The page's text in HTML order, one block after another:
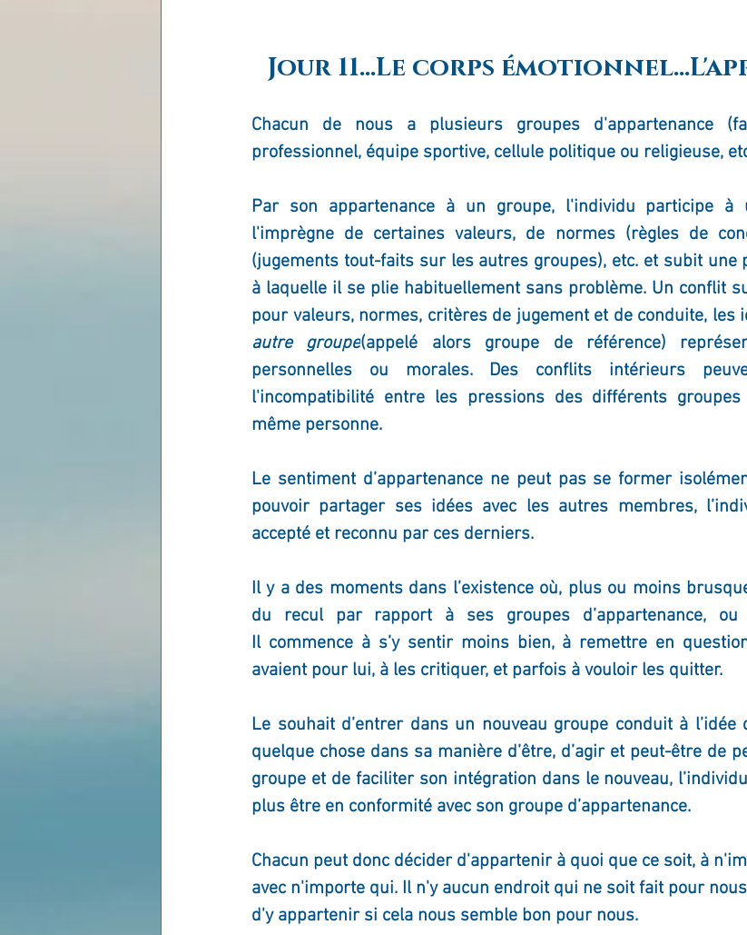
Jour 11...Le corps
Chacun de nous a plusieurs groupes d'appartenance (
professionnel, équipe sportive, cellule politique ou religieuse,
Par son appartenance à un groupe, l'individu participe à
l'imprègne de certaines valeurs, de normes (règles de
(jugements tout-faits sur les autres groupes), etc. et subit une
à laquelle il se plie habituellement sans problème. Un conflit
autre groupe(appelé alors groupe de référence)
personnelles ou morales. Des conflits intérieurs
l'incompatibilité entre les pressions des différents
même personne.
Le sentiment d’appartenance ne peut pas se former
pouvoir partager ses idées avec les autres membres,
accepté et reconnu par ces derniers.
Il y a des moments dans l’existence où, plus ou moins
du recul par rapport à ses groupes d’appartenance, ou
Il commence à s’y sentir moins bien, à remettre en
avaient pour lui, à les critiquer, et parfois à vouloir les quitter.
Le souhait d’entrer dans un nouveau groupe conduit à
quelque chose dans sa manière d’être, d’agir et peut-être de
groupe et de faciliter son intégration dans le nouveau,
plus être en conformité avec son groupe d’appartenance.
Chacun peut donc décider d'appartenir à quoi que ce soit, à
avec n'importe qui. Il n'y aucun endroit qui ne soit fait pour
d'y appartenir si cela nous semble bon pour nous.